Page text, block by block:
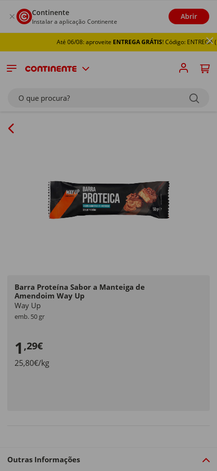
Continente
Instalar a aplicação Continente
Abrir
Até 06/08: aproveiteENTREGA GRÁTIS! Código: ENTREGA
O que procura?
Barra Proteína Sabor a Manteiga de
Amendoim Way Up
Way Up
emb. 50 gr
1 ,29€
25,80€/kg
Outras Informações